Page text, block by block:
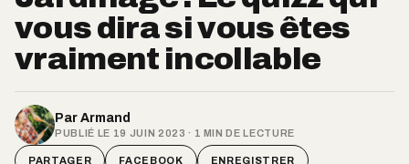
vous dira si vous êtes
vraiment incollable
Par Armand
PUBLIÉ LE 19 JUIN 2023 · 1 MIN DE LECTURE
PARTAGER FACEBOOK ENREGISTRER